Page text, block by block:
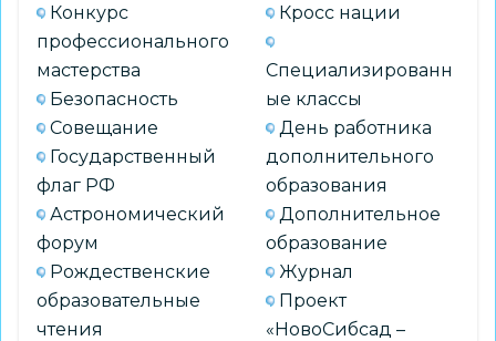
Конкурс
профессионального
мастерства
Безопасность
Совещание
Государственный
флаг РФ
Астрономический
форум
Рождественские
образовательные
чтения
Кросс нации
Специализированн
ые классы
День работника
дополнительного
образования
Дополнительное
образование
Журнал
Проект
«НовоСибсад –